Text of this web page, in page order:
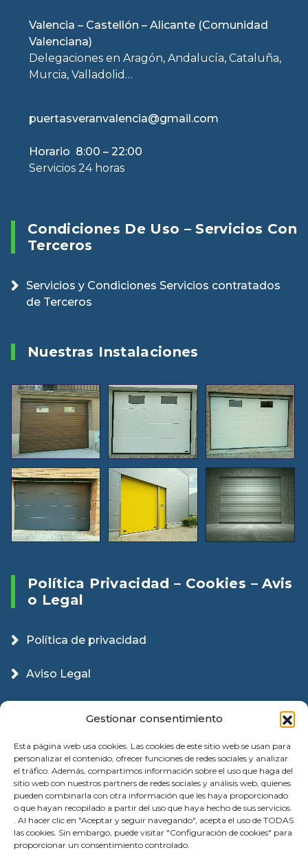
Gestionar consentimiento
Esta página web usa cookies. Las cookies de este sitio web se usan para
personalizar el contenido, ofrecer funciones de redes sociales y analizar
el tráfico. Además, compartimos información sobre el uso que haga del
sitio web con nuestros partners de redes sociales y análisis web, quienes
pueden combinarla con otra información que les haya proporcionado
o que hayan recopilado a partir del uso que haya hecho de sus servicios.
. Al hacer clic en "Aceptar y seguir navegando", acepta el uso de TODAS
las cookies. Sin embargo, puede visitar "Configuración de cookies" para
proporcionar un consentimiento controlado.
Valencia – Castellón – Alicante (Comunidad
Valenciana)
Delegaciones en Aragón, Andalucía, Cataluña,
Murcia, Valladolid…
puertasveranvalencia@gmail.com
Horario 8:00 – 22:00
Servicios 24 horas
Condiciones De Uso – Servicios Con
Terceros
Servicios y Condiciones Servicios contratados
de Terceros
Nuestras Instalaciones
Política Privacidad – Cookies – Avis
O Legal
Política de privacidad
Aviso Legal